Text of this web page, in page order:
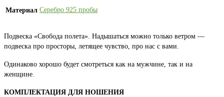
Материал Серебро 925 пробы
Подвеска «Свобода полета». Надышаться можно только ветром —
подвеска про просторы, летящее чувство, про нас с вами.
Одинаково хорошо будет смотреться как на мужчине, так и на
женщине.
КОМПЛЕКТАЦИЯ ДЛЯ НОШЕНИЯ